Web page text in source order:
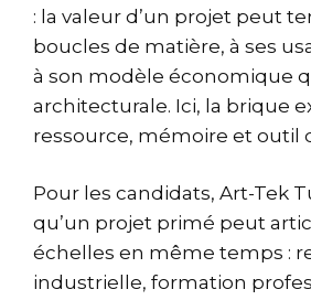
: la valeur d’un projet peut
boucles de matière, à ses
à son modèle économique
architecturale. Ici, la brique
ressource, mémoire et outil
Pour les candidats, Art-Tek
qu’un projet primé peut
échelles en même temps :
industrielle, formation